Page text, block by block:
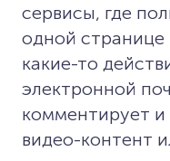
сервисы, где
одной странице
какие-то
электронной
комментирует
видео-контент